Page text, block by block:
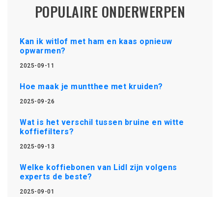
POPULAIRE ONDERWERPEN
Kan ik witlof met ham en kaas opnieuw
opwarmen?
2025-09-11
Hoe maak je muntthee met kruiden?
2025-09-26
Wat is het verschil tussen bruine en witte
koffiefilters?
2025-09-13
Welke koffiebonen van Lidl zijn volgens
experts de beste?
2025-09-01